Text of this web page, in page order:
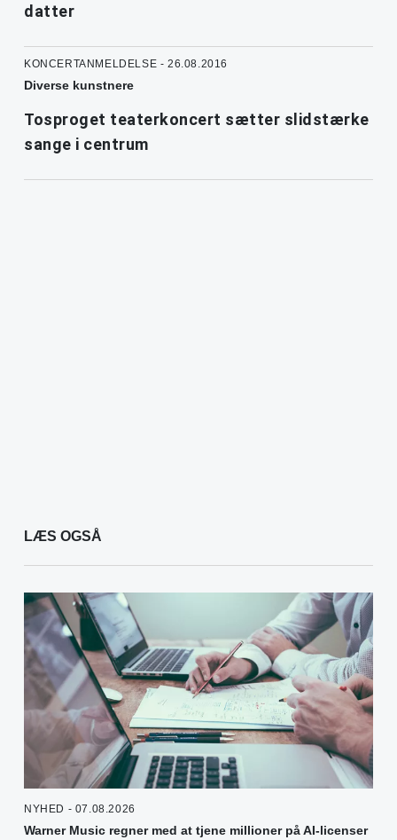
datter
KONCERTANMELDELSE - 26.08.2016
Diverse kunstnere
Tosproget teaterkoncert sætter slidstærke
sange i centrum
LÆS OGSÅ
NYHED - 07.08.2026
Warner Music regner med at tjene millioner på AI-licenser